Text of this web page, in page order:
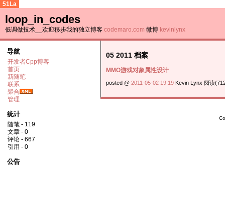
51La
loop_in_codes
低调做技术__欢迎移步我的独立博客 codemaro.com 微博 kevinlynx
导航
开发者Cpp博客
首页
新随笔
联系
聚合
管理
统计
随笔 - 119
文章 - 0
评论 - 667
引用 - 0
公告
05 2011 档案
MMO游戏对象属性设计
posted @ 2011-05-02 19:19 Kevin Lynx 阅读